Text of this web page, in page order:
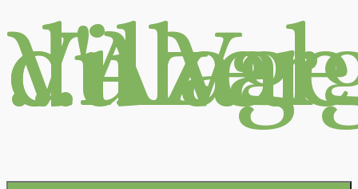
Village du Val d'Azergues …